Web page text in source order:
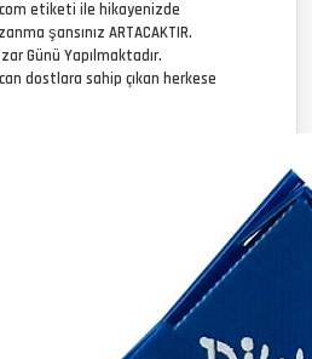
etiketi ile hikayenizde
şansınız ARTACAKTIR.
Günü Yapılmaktadır.
dostlara sahip çıkan herkese